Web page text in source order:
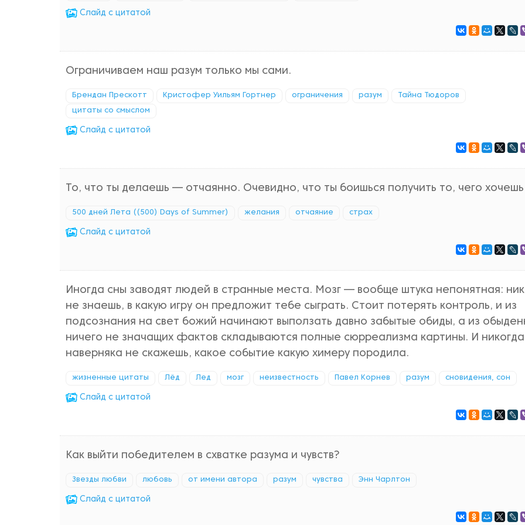
Cлайд с цитатой
Ограничиваем наш разум только мы сами.
Брендан Прескотт Кристофер Уильям Гортнер ограничения разум Тайна Тюдоров
цитаты со смыслом
Cлайд с цитатой
То, что ты делаешь — отчаянно. Очевидно, что ты боишься получить то, чего
500 дней Лета ((500) Days of Summer) желания отчаяние страх
Cлайд с цитатой
Иногда сны заводят людей в странные места. Мозг — вообще штука непонятная:
не знаешь, в какую игру он предложит тебе сыграть. Стоит потерять контроль, и из
подсознания на свет божий начинают выползать давно забытые обиды, а из
ничего не значащих фактов складываются полные сюрреализма картины. И никогда
наверняка не скажешь, какое событие какую химеру породила.
жизненные цитаты Лёд Лед мозг неизвестность Павел Корнев разум сновидения, сон
Cлайд с цитатой
Как выйти победителем в схватке разума и чувств?
Звезды любви любовь от имени автора разум чувства Энн Чарлтон
Cлайд с цитатой